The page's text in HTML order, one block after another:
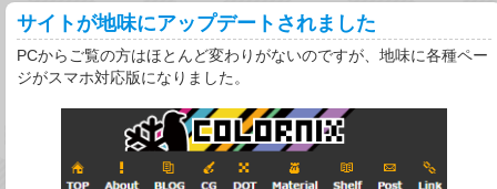
サイトが地味にアップデートされました
PCからご覧の方はほとんど変わりがないのですが、地味に各種ペー
ジがスマホ対応版になりました。